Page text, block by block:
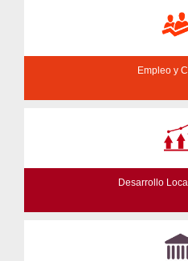
Empleo y
Desarrollo